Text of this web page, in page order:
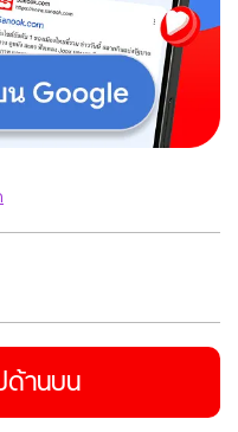
ด้านบน